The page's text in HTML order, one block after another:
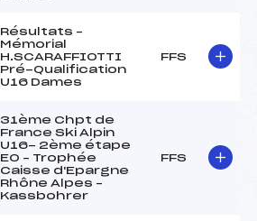
Résultats –
Mémorial
H.SCARAFFIOTTI
Pré-Qualification
U16 Dames
FFS
31ème Chpt de
France Ski Alpin
U16- 2ème étape
EO – Trophée
Caisse d'Epargne
Rhône Alpes –
Kassbohrer
FFS